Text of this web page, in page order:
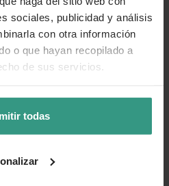
sociales, publicidad y análisis
con otra información
o que hayan recopilado a
de sus servicios.
todas
de este producto?